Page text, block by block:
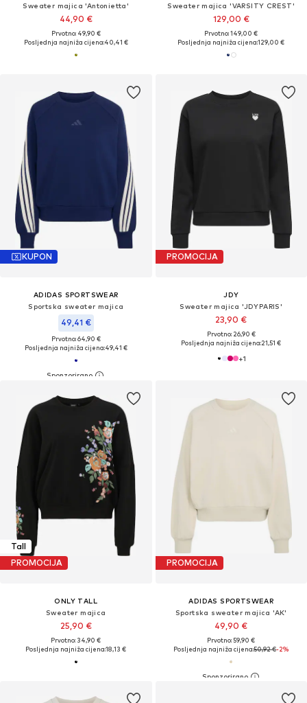
Sweater majica 'Antonietta'
44,90 €
Prvotno: 49,90 €
Posljednja najniža cijena:40,41 €
Sweater majica 'VARSITY CREST'
129,00 €
Prvotno: 149,00 €
Posljednja najniža cijena:129,00 €
KUPON
ADIDAS SPORTSWEAR
Sportska sweater majica
49,41 €
Prvotno: 64,90 €
Posljednja najniža cijena:49,41 €
PROMOCIJA
JDY
Sweater majica 'JDYPARIS'
23,90 €
Prvotno: 26,90 €
Posljednja najniža cijena:21,51 €
+1
Tall
PROMOCIJA
ONLY TALL
Sweater majica
25,90 €
Prvotno: 34,90 €
Posljednja najniža cijena:18,13 €
PROMOCIJA
ADIDAS SPORTSWEAR
Sportska sweater majica 'AK'
49,90 €
Prvotno: 59,90 €
Posljednja najniža cijena:50,92 €-2%